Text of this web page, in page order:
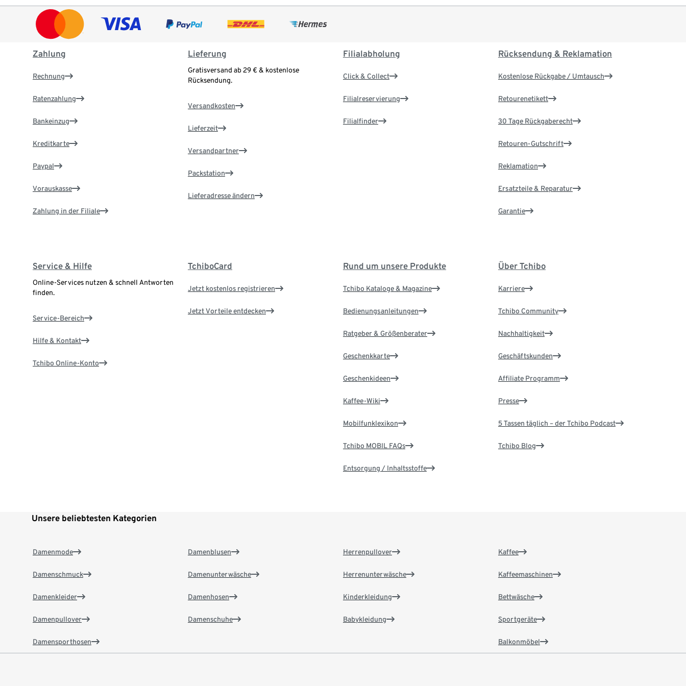
Zahlung
Rechnung
Ratenzahlung
Bankeinzug
Kreditkarte
Paypal
Vorauskasse
Zahlung in der Filiale
Lieferung
Gratisversand ab 29 € & kostenlose
Rücksendung.
Versandkosten
Lieferzeit
Versandpartner
Packstation
Lieferadresse ändern
Filialabholung
Click & Collect
Filialreservierung
Filialfinder
Rücksendung & Reklamation
Kostenlose Rückgabe / Umtausch
Retourenetikett
30 Tage Rückgaberecht
Retouren-Gutschrift
Reklamation
Ersatzteile & Reparatur
Garantie
Service & Hilfe
Online-Services nutzen & schnell Antworten
finden.
Service-Bereich
Hilfe & Kontakt
Tchibo Online-Konto
TchiboCard
Jetzt kostenlos registrieren
Jetzt Vorteile entdecken
Rund um unsere Produkte
Tchibo Kataloge & Magazine
Bedienungsanleitungen
Ratgeber & Größenberater
Geschenkkarte
Geschenkideen
Kaffee-Wiki
Mobilfunklexikon
Tchibo MOBIL FAQs
Entsorgung / Inhaltsstoffe
Über Tchibo
Karriere
Tchibo Community
Nachhaltigkeit
Geschäftskunden
Affiliate Programm
Presse
5 Tassen täglich – der Tchibo Podcast
Tchibo Blog
Unsere beliebtesten Kategorien
Damenmode
Damenschmuck
Damenkleider
Damenpullover
Damensporthosen
Damenblusen
Damenunterwäsche
Damenhosen
Damenschuhe
Herrenpullover
Herrenunterwäsche
Kinderkleidung
Babykleidung
Kaffee
Kaffeemaschinen
Bettwäsche
Sportgeräte
Balkonmöbel